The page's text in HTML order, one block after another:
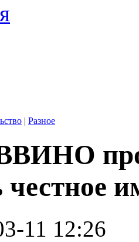
| Разное
11 12:26